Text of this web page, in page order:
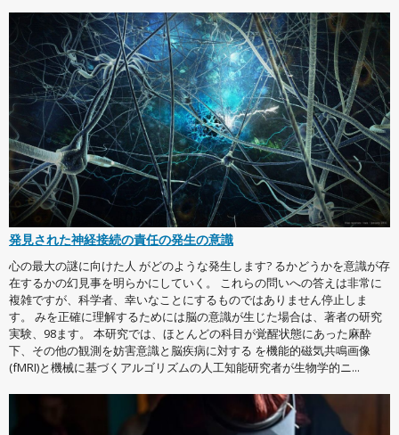
発見された神経接続の責任の発生の意識
心の最大の謎に向けた人 がどのような発生します? るかどうかを意識が存
在するかの幻見事を明らかにしていく。 これらの問いへの答えは非常に
複雑ですが、科学者、幸いなことにするものではありません停止しま
す。 みを正確に理解するためには脳の意識が生じた場合は、著者の研究
実験、98ます。 本研究では、ほとんどの科目が覚醒状態にあった麻酔
下、その他の観測を妨害意識と脳疾病に対する を機能的磁気共鳴画像
(fMRI)と機械に基づくアルゴリズムの人工知能研究者が生物学的ニ...